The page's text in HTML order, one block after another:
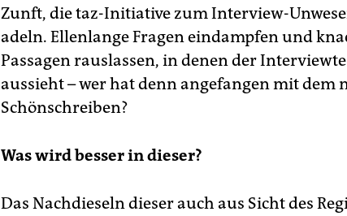
Zunft, die taz-Initiative zum Interview-
adeln. Ellenlange Fragen eindampfen und
Passagen rauslassen, in denen der
aussieht – wer hat denn angefangen mit dem
Schönschreiben?
Was wird besser in dieser?
Das Nachdieseln dieser auch aus Sicht des